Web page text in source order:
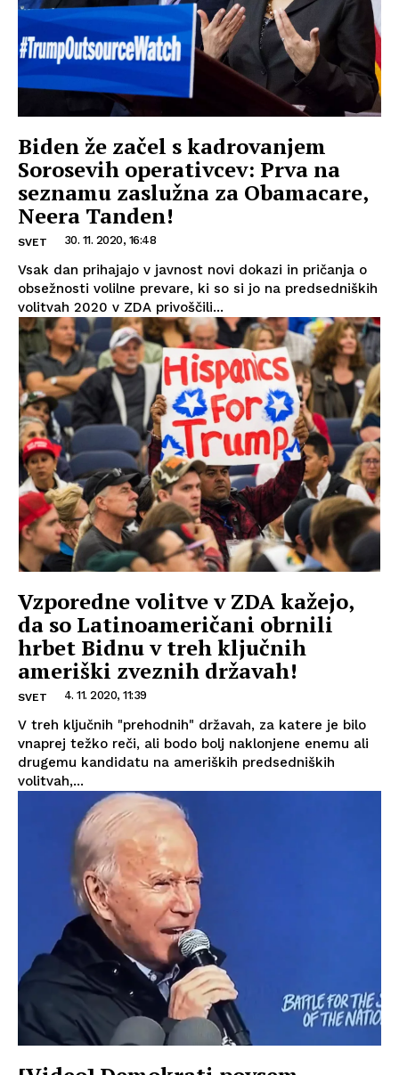
Biden že začel s kadrovanjem
Sorosevih operativcev: Prva na
seznamu zaslužna za Obamacare,
Neera Tanden!
SVET 30. 11. 2020, 16:48
Vsak dan prihajajo v javnost novi dokazi in pričanja o
obsežnosti volilne prevare, ki so si jo na predsedniških
volitvah 2020 v ZDA privoščili...
Vzporedne volitve v ZDA kažejo,
da so Latinoameričani obrnili
hrbet Bidnu v treh ključnih
ameriški zveznih državah!
SVET 4. 11. 2020, 11:39
V treh ključnih "prehodnih" državah, za katere je bilo
vnaprej težko reči, ali bodo bolj naklonjene enemu ali
drugemu kandidatu na ameriških predsedniških
volitvah,...